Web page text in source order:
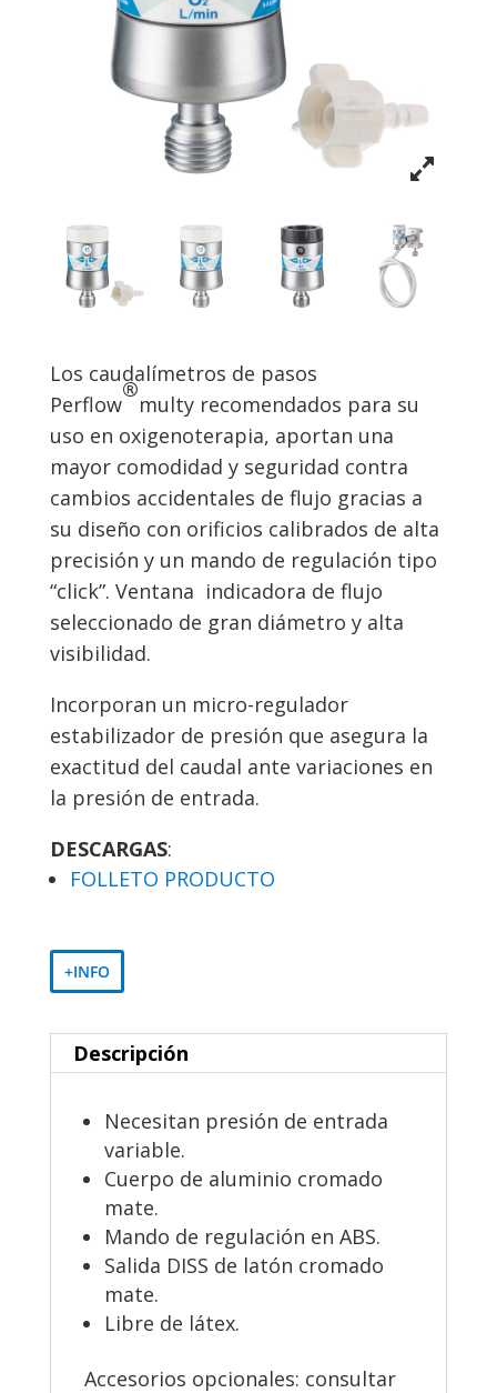
Los caudalímetros de pasos
Perflow
®
multy recomendados para su
uso en oxigenoterapia, aportan una
mayor comodidad y seguridad contra
cambios accidentales de flujo gracias a
su diseño con orificios calibrados de alta
precisión y un mando de regulación tipo
“click”. Ventana indicadora de flujo
seleccionado de gran diámetro y alta
visibilidad.
Incorporan un micro-regulador
estabilizador de presión que asegura la
exactitud del caudal ante variaciones en
la presión de entrada.
DESCARGAS:
FOLLETO PRODUCTO
+INFO
Descripción
Necesitan presión de entrada
variable.
Cuerpo de aluminio cromado
mate.
Mando de regulación en ABS.
Salida DISS de latón cromado
mate.
Libre de látex.
Accesorios opcionales: consultar